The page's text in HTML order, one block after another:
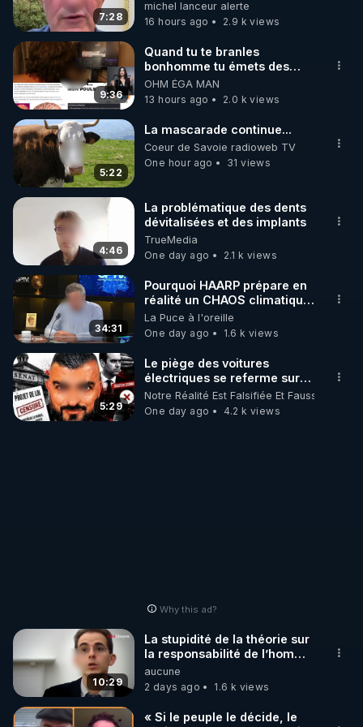
https://www.instagram.com/rdlr_thierrycasasnovas/
http://rgnr.li/instagram
🌱 LA NEWSLETTER
Pour ne pas rater l’actualité RGNR (stages,
http://rgnr.li/news
🌱 VIDÉOS NON CENSURÉES SUR ODYSEE
Toutes les vidéos Youtube sont aussi sur la
http://rgnr.li/odysee
🌱 LES STAGES EN PRÉSENTIEL
http://rgnr.li/stages
_________
LES CODES PROMO DES PARTENAIRES
▶ 10 % de réduction sur les extracteurs de la
marque SANA :
Rendez-vous sur
http://rgnr.li/lechoubrave
code : REGENERE10
7:28
michel lanceur alerte
16 hours ago
2.9 k views
9:36
Quand tu te branles
bonhomme tu émets des
ondes ils ont juste omis de
t'expliquer
OHM ÉGA MAN
13 hours ago
2.0 k views
5:22
La mascarade continue...
Coeur de Savoie radioweb TV
One hour ago
31 views
4:46
La problématique des dents
dévitalisées et des implants
TrueMedia
One day ago
2.1 k views
34:31
Pourquoi HAARP prépare en
réalité un CHAOS climatique,
on répond
La Puce à l'oreille
One day ago
1.6 k views
5:29
Le piège des voitures
électriques se referme sur
les usagers !
Notre Réalité Est Falsifiée Et Fausse
One day ago
4.2 k views
Why this ad?
10:29
La stupidité de la théorie sur
la responsabilité de l’homme
concernant le dioxyde de
carbone.
aucune
2 days ago
1.6 k views
« Si le peuple le décide, le